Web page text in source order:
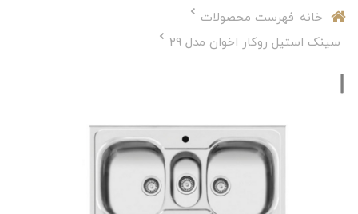
خانه فهرست محصولات
سینک استیل روکار اخوان مدل 29